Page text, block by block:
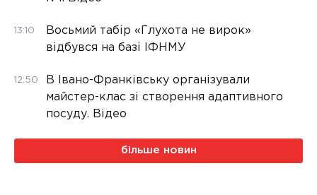
13:10
Восьмий табір «Глухота не вирок»
відбувся на базі ІФНМУ
12:50
В Івано-Франківську організували
майстер-клас зі створення адаптивного
посуду. Відео
більше новин